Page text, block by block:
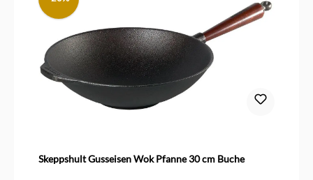
Skeppshult Gusseisen Wok Pfanne 30 cm Buche